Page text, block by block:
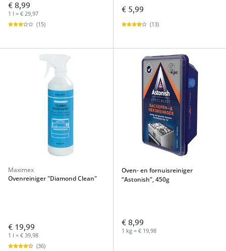
€ 8,99
1 l = € 29,97
(15)
€ 5,99
(13)
Maximex
Ovenreiniger "Diamond Clean"
€ 19,99
1 l = € 39,98
(36)
Oven- en fornuisreiniger
“Astonish”, 450g
€ 8,99
1 kg = € 19,98